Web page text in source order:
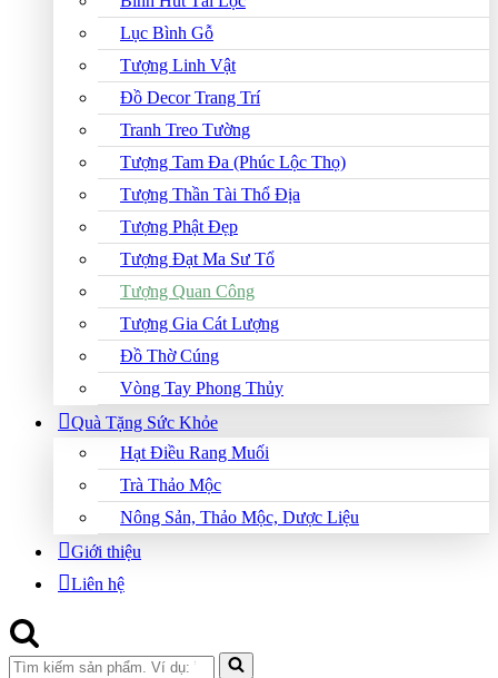
Lục Bình Gỗ
Tượng Linh Vật
Đồ Decor Trang Trí
Tranh Treo Tường
Tượng Tam Đa (Phúc Lộc Thọ)
Tượng Thần Tài Thổ Địa
Tượng Phật Đẹp
Tượng Đạt Ma Sư Tổ
Tượng Quan Công
Tượng Gia Cát Lượng
Đồ Thờ Cúng
Vòng Tay Phong Thủy
Quà Tặng Sức Khỏe
Hạt Điều Rang Muối
Trà Thảo Mộc
Nông Sản, Thảo Mộc, Dược Liệu
Giới thiệu
Liên hệ
Search